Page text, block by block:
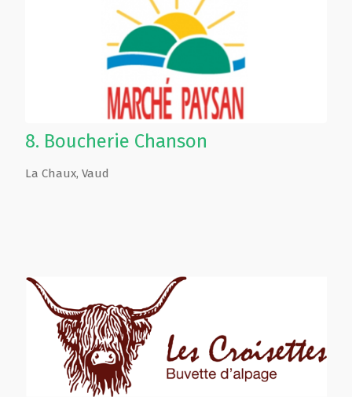
8. Boucherie Chanson
La Chaux, Vaud